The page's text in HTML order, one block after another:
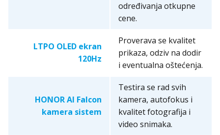
određivanja otkupne
cene.
LTPO OLED ekran
120Hz
Proverava se kvalitet
prikaza, odziv na dodir
i eventualna oštećenja.
HONOR AI Falcon
kamera sistem
Testira se rad svih
kamera, autofokus i
kvalitet fotografija i
video snimaka.